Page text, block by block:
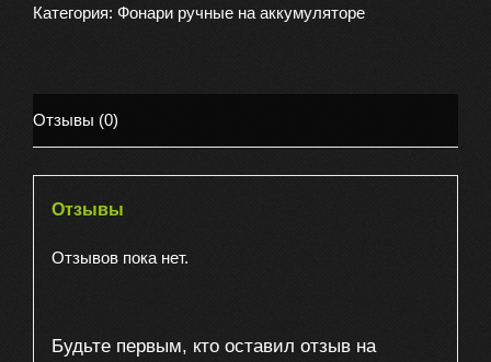
арт
пультом
Категория: Фонари ручные на аккумуляторе
Отзывы (0)
Отзывы
Отзывов пока нет.
Будьте первым, кто оставил отзыв на